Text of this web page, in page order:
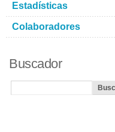
Estadísticas
Colaboradores
Buscador